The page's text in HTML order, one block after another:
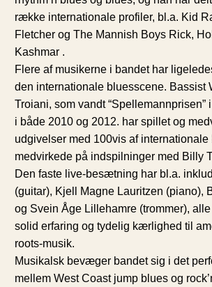
række internationale profiler, bl.a. Kid
Fletcher og The Mannish Boys Rick,
Kashmar .
Flere af musikerne i bandet har
den internationale bluesscene. Bassist
Troiani, som vandt “Spellemannprisen”
i både 2010 og 2012. har spillet og
udgivelser med 100vis af internationale
medvirkede på indspilninger med Billy
Den faste live‑besætning har bl.a.
(guitar), Kjell Magne Lauritzen (piano),
og Svein Åge Lillehamre (trommer),
solid erfaring og tydelig kærlighed til
roots‑musik.
Musikalsk bevæger bandet sig i det
mellem West Coast jump blues og